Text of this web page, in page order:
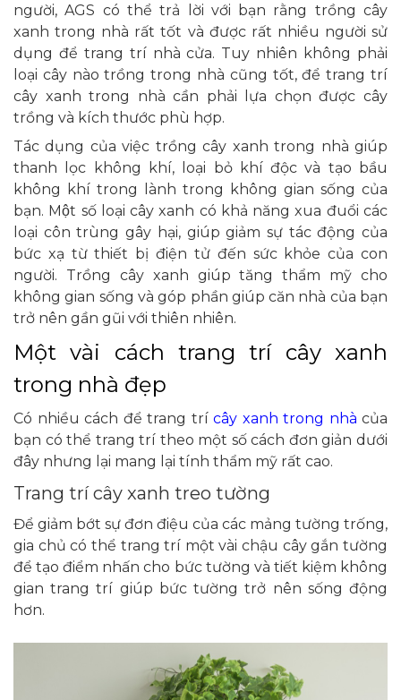
người, AGS có thể trả lời với bạn rằng trồng cây
xanh trong nhà rất tốt và được rất nhiều người sử
dụng để trang trí nhà cửa. Tuy nhiên không phải
loại cây nào trồng trong nhà cũng tốt, để trang trí
cây xanh trong nhà cần phải lựa chọn được cây
trồng và kích thước phù hợp.
Tác dụng của việc trồng cây xanh trong nhà giúp
thanh lọc không khí, loại bỏ khí độc và tạo bầu
không khí trong lành trong không gian sống của
bạn. Một số loại cây xanh có khả năng xua đuổi các
loại côn trùng gây hại, giúp giảm sự tác động của
bức xạ từ thiết bị điện tử đến sức khỏe của con
người. Trồng cây xanh giúp tăng thẩm mỹ cho
không gian sống và góp phần giúp căn nhà của bạn
trở nên gần gũi với thiên nhiên.
Một vài cách trang trí cây xanh
trong nhà đẹp
Có nhiều cách để trang trí cây xanh trong nhà của
bạn có thể trang trí theo một số cách đơn giản dưới
đây nhưng lại mang lại tính thẩm mỹ rất cao.
Trang trí cây xanh treo tường
Để giảm bớt sự đơn điệu của các mảng tường trống,
gia chủ có thể trang trí một vài chậu cây gắn tường
để tạo điểm nhấn cho bức tường và tiết kiệm không
gian trang trí giúp bức tường trở nên sống động
hơn.